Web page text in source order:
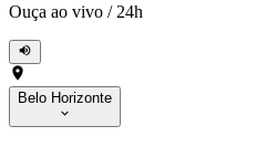
Ouça ao vivo / 24h
Belo Horizonte